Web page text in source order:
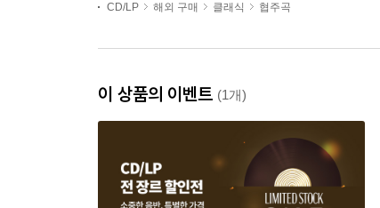
CD/LP 해외 구매 클래식 협주곡
이 상품의 이벤트 (1개)